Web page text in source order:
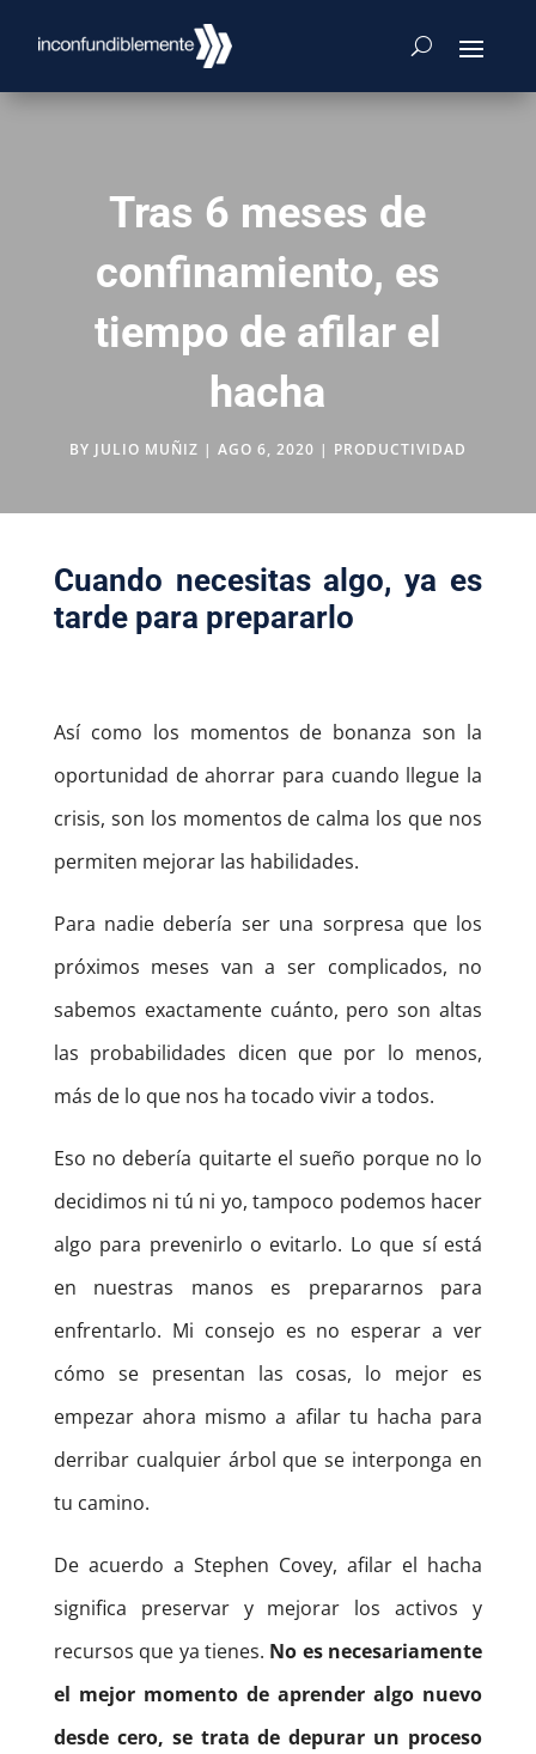
Tras 6 meses de
confinamiento, es
tiempo de afilar el
hacha
BY JULIO MUÑIZ | AGO 6, 2020 | PRODUCTIVIDAD
Cuando necesitas algo, ya es
tarde para prepararlo
Así como los momentos de bonanza son la
oportunidad de ahorrar para cuando llegue la
crisis, son los momentos de calma los que nos
permiten mejorar las habilidades.
Para nadie debería ser una sorpresa que los
próximos meses van a ser complicados, no
sabemos exactamente cuánto, pero son altas
las probabilidades dicen que por lo menos,
más de lo que nos ha tocado vivir a todos.
Eso no debería quitarte el sueño porque no lo
decidimos ni tú ni yo, tampoco podemos hacer
algo para prevenirlo o evitarlo. Lo que sí está
en nuestras manos es prepararnos para
enfrentarlo. Mi consejo es no esperar a ver
cómo se presentan las cosas, lo mejor es
empezar ahora mismo a afilar tu hacha para
derribar cualquier árbol que se interponga en
tu camino.
De acuerdo a Stephen Covey, afilar el hacha
significa preservar y mejorar los activos y
recursos que ya tienes. No es necesariamente
el mejor momento de aprender algo nuevo
desde cero, se trata de depurar un proceso